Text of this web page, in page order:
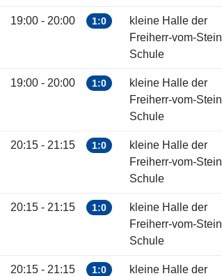
19:00 - 20:00 1:0
kleine Halle der
Freiherr-vom-Stein
Schule
19:00 - 20:00 1:0
kleine Halle der
Freiherr-vom-Stein
Schule
20:15 - 21:15 1:0
kleine Halle der
Freiherr-vom-Stein
Schule
20:15 - 21:15 1:0
kleine Halle der
Freiherr-vom-Stein
Schule
20:15 - 21:15 1:0
kleine Halle der